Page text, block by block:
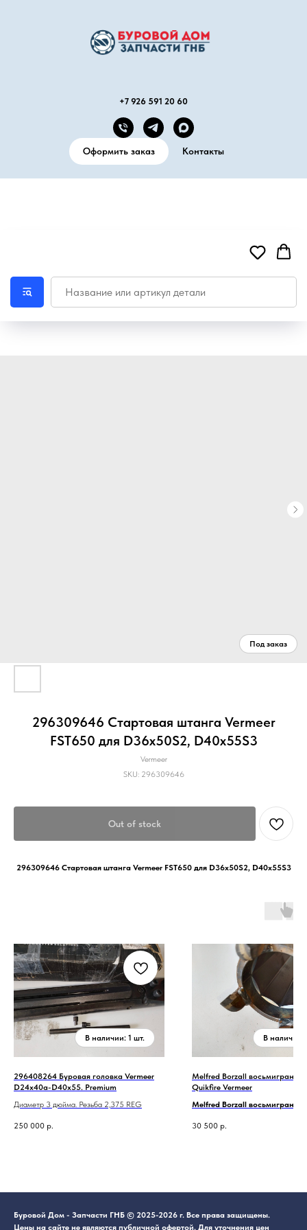
+7 926 591 20 60
Оформить заказ Контакты
296309646 Стартовая штанга Vermeer
FST650 для D36x50S2, D40x55S3
Vermeer
SKU: 296309646
Out of stock
296309646 Стартовая штанга Vermeer FST650 для D36x50S2, D40x55S3
296408264 Буровая головка Vermeer
D24x40a-D40x55. Premium
Диаметр 3 дюйма. Резьба 2,375 REG
250 000 р.
Melfred Borzall
Quikfire Vermeer
Melfred Borzall
30 500 р.
Буровой Дом - Запчасти ГНБ © 2025-2026 г. Все права защищены.
Цены на сайте не являются публичной офертой. Для уточнения цен